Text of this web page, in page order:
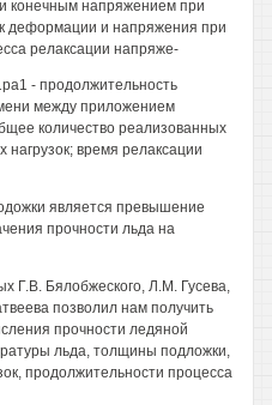
конечным напряжением при
деформации и напряжения при
релаксации напряже-
- продолжительность
между приложением
количество реализованных
время релаксации
является превышение
прочности льда на
Г.В. Бялобжеского, Л.М. Гусева,
позволил нам получить
прочности ледяной
льда, толщины подложки,
продолжительности процесса